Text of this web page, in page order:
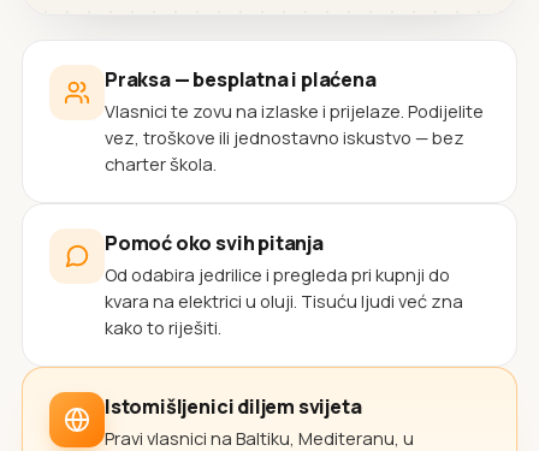
Praksa — besplatna i plaćena
Vlasnici te zovu na izlaske i prijelaze. Podijelite
vez, troškove ili jednostavno iskustvo — bez
charter škola.
Pomoć oko svih pitanja
Od odabira jedrilice i pregleda pri kupnji do
kvara na elektrici u oluji. Tisuću ljudi već zna
kako to riješiti.
Istomišljenici diljem svijeta
Pravi vlasnici na Baltiku, Mediteranu, u